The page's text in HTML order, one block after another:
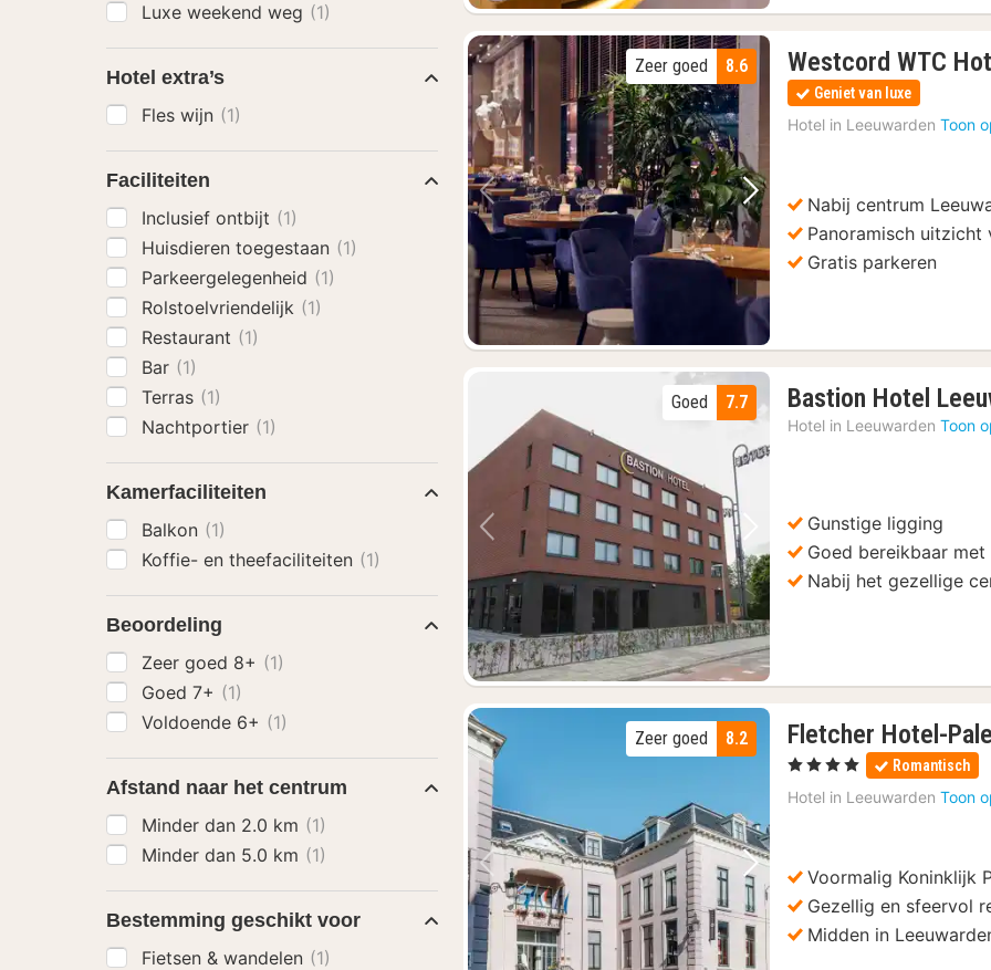
Vorige foto Volgende foto
8.6
Zeer goed Westcord WTC
Geniet van luxe
Hotel in Leeuwarden Toon
Nabij centrum
Panoramisch uitzicht
Gratis parkeren
Vorige foto Volgende foto
7.7
Goed Bastion Hotel
Hotel in Leeuwarden Toon
Gunstige ligging
Goed bereikbaar met
Nabij het gezellige
Vorige foto Volgende foto
8.2
Zeer goed Fletcher Hotel-
, 4 Sterren Romantisch
Hotel in Leeuwarden Toon
Voormalig Koninklijk
Gezellig en sfeervol
Midden in
Luxe weekend weg (1)
Hotel extra’s
Fles wijn (1)
Faciliteiten
Inclusief ontbijt (1)
Huisdieren toegestaan (1)
Parkeergelegenheid (1)
Rolstoelvriendelijk (1)
Restaurant (1)
Bar (1)
Terras (1)
Nachtportier (1)
Kamerfaciliteiten
Balkon (1)
Koffie- en theefaciliteiten (1)
Beoordeling
Zeer goed 8+ (1)
Goed 7+ (1)
Voldoende 6+ (1)
Afstand naar het centrum
Minder dan 2.0 km (1)
Minder dan 5.0 km (1)
Bestemming geschikt voor
Fietsen & wandelen (1)